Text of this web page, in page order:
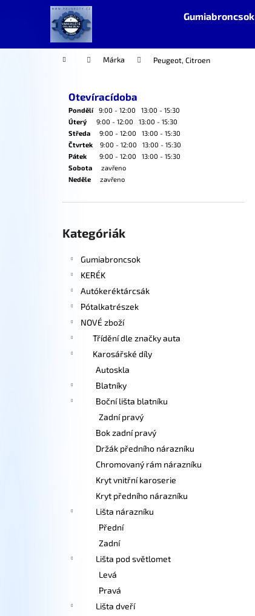
Gumiabroncsok
KezdőlapMárka Peugeot, Citroen
Otevíracídoba
Pondělí9:00 - 12:00 13:00 - 15:30
Úterý
9:00 - 12:00 13:00 - 15:30
Středa 9:00 - 12:00 13:00 - 15:30
Čtvrtek 9:00 - 12:00 13:00 - 15:30
Pátek 9:00 - 12:00 13:00 - 15:30
Sobota zavřeno
Neděle zavřeno
átugrása
Kategóriák
Gumiabroncsok
KERÉK
Autókeréktárcsák
Pótalkatrészek
NOVÉ zboží
Třídění dle značky auta
Karosářské díly
Autoskla
Blatníky
Boční lišta blatníku
Zadní pravý
Bok zadní pravý
Držák předního nárazníku
Chromovaný rám nárazníku
Kryt vnitřní karoserie
Kryt předního nárazníku
Lišta nárazníku
Přední
Zadní
Lišta pod světlomet
Levá
Pravá
Lišta dveří
á
Vissza
a boltba
Vissza
a boltba